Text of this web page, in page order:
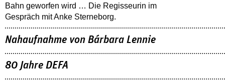
Bahn geworfen wird … Die Regisseurin im
Gespräch mit Anke Sterneborg.
Nahaufnahme von Bárbara Lennie
80 Jahre DEFA